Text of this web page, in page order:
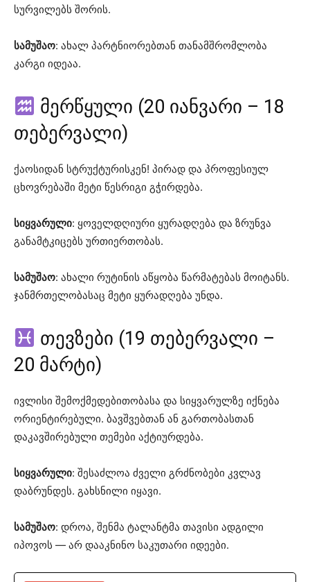
სურვილებს შორის.
სამუშაო: ახალ პარტნიორებთან თანამშრომლობა
კარგი იდეაა.
მერწყული (20 იანვარი – 18
თებერვალი)
ქაოსიდან სტრუქტურისკენ! პირად და პროფესიულ
ცხოვრებაში მეტი წესრიგი გჭირდება.
სიყვარული: ყოველდღიური ყურადღება და ზრუნვა
განამტკიცებს ურთიერთობას.
სამუშაო: ახალი რუტინის აწყობა წარმატებას მოიტანს.
ჯანმრთელობასაც მეტი ყურადღება უნდა.
თევზები (19 თებერვალი –
20 მარტი)
ივლისი შემოქმედებითობასა და სიყვარულზე იქნება
ორიენტირებული. ბავშვებთან ან გართობასთან
დაკავშირებული თემები აქტიურდება.
სიყვარული: შესაძლოა ძველი გრძნობები კვლავ
დაბრუნდეს. გახსნილი იყავი.
სამუშაო: დროა, შენმა ტალანტმა თავისი ადგილი
იპოვოს — არ დააკნინო საკუთარი იდეები.